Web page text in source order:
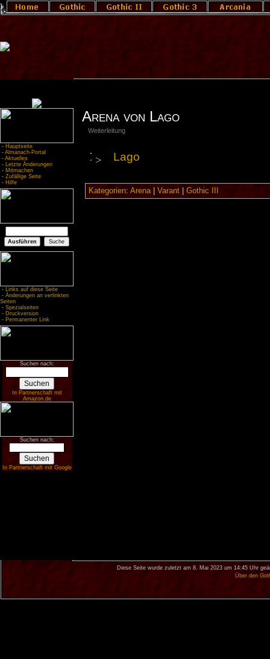
- Hauptseite
- Almanach-Portal
- Aktuelles
- Letzte Änderungen
- Mitmachen
- Zufällige Seite
- Hilfe
- Links auf diese Seite
- Änderungen an verlinkten
Seiten
- Spezialseiten
- Druckversion
- Permanenter Link
Suchen nach:
In Partnerschaft mit
Amazon.de
Suchen nach:
In Partnerschaft mit Google
Arena von Lago
Weiterleitung
Lago
Kategorien: Arena| Varant| Gothic III
Diese Seite wurde zuletzt am 8. Mai 2023 um 14:45 Uhr
Über den